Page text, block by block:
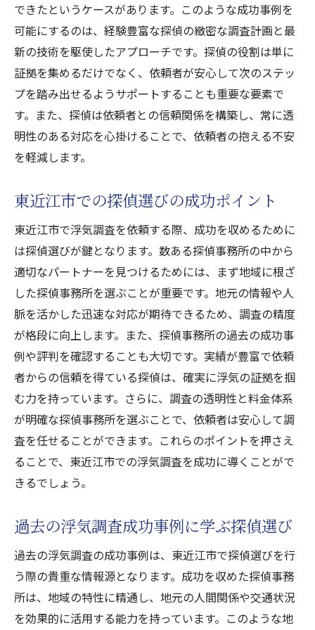
できたというケースがあります。このような成功事例を
可能にするのは、経験豊富な探偵の緻密な調査計画と最
新の技術を駆使したアプローチです。探偵の役割は単に
証拠を集めるだけでなく、依頼者が安心して次のステッ
プを踏み出せるようサポートすることも重要な要素で
す。また、探偵は依頼者との信頼関係を構築し、常に透
明性のある対応を心掛けることで、依頼者の抱える不安
を軽減します。
東近江市での探偵選びの成功ポイント
東近江市で浮気調査を依頼する際、成功を収めるために
は探偵選びが鍵となります。数ある探偵事務所の中から
適切なパートナーを見つけるためには、まず地域に根ざ
した探偵事務所を選ぶことが重要です。地元の情報や人
脈を活かした迅速な対応が期待できるため、調査の精度
が格段に向上します。また、探偵事務所の過去の成功事
例や評判を確認することも大切です。実績が豊富で依頼
者からの信頼を得ている探偵は、確実に浮気の証拠を掴
む力を持っています。さらに、調査の透明性と料金体系
が明確な探偵事務所を選ぶことで、依頼者は安心して調
査を任せることができます。これらのポイントを押さえ
ることで、東近江市での浮気調査を成功に導くことがで
きるでしょう。
過去の浮気調査成功事例に学ぶ探偵選び
過去の浮気調査の成功事例は、東近江市で探偵選びを行
う際の貴重な情報源となります。成功を収めた探偵事務
所は、地域の特性に精通し、地元の人間関係や交通状況
を効果的に活用する能力を持っています。このような地